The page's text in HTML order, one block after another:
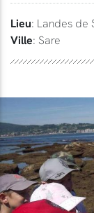
Lieu: Landes de
Ville: Sare